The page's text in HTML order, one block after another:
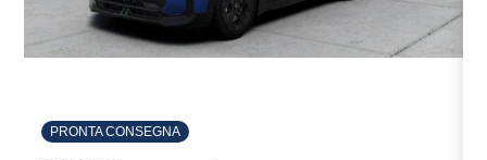
PRONTA CONSEGNA